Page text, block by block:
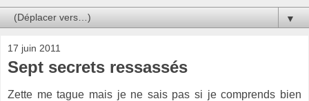
▼
17 juin 2011
Sept secrets ressassés
Zette me tague mais je ne sais pas si je comprends bien